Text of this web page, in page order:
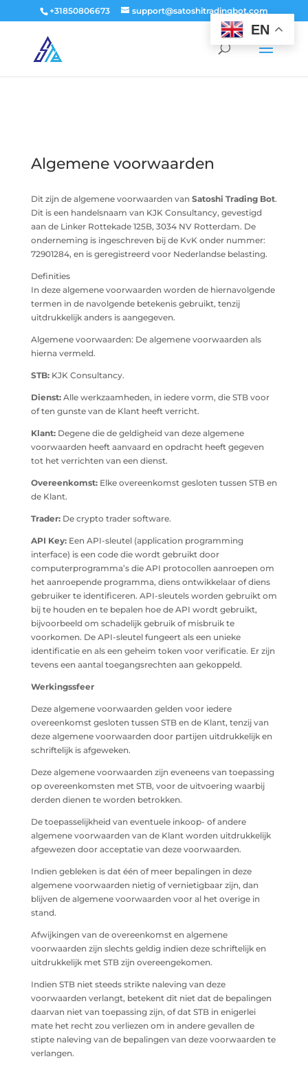
window.dataLayer = window.dataLayer || []; function gtag()
{dataLayer.push(arguments);} gtag('js', new Date()); gtag('config', 'G-
9PTN59T30Q');
+31850806673 support@satoshitradingbot.com
Algemene voorwaarden
Dit zijn de algemene voorwaarden van Satoshi Trading Bot.
Dit is een handelsnaam van KJK Consultancy, gevestigd
aan de Linker Rottekade 125B, 3034 NV Rotterdam. De
onderneming is ingeschreven bij de KvK onder nummer:
72901284, en is geregistreerd voor Nederlandse belasting.
Definities
In deze algemene voorwaarden worden de hiernavolgende
termen in de navolgende betekenis gebruikt, tenzij
uitdrukkelijk anders is aangegeven.
Algemene voorwaarden: De algemene voorwaarden als
hierna vermeld.
STB:KJK Consultancy.
Dienst:Alle werkzaamheden, in iedere vorm, die STB voor
of ten gunste van de Klant heeft verricht.
Klant:Degene die de geldigheid van deze algemene
voorwaarden heeft aanvaard en opdracht heeft gegeven
tot het verrichten van een dienst.
Overeenkomst:Elke overeenkomst gesloten tussen STB en
de Klant.
Trader:De crypto trader software.
API Key:Een API-sleutel (application programming
interface) is een code die wordt gebruikt door
computerprogramma’s die API protocollen aanroepen om
het aanroepende programma, diens ontwikkelaar of diens
gebruiker te identificeren. API-sleutels worden gebruikt om
bij te houden en te bepalen hoe de API wordt gebruikt,
bijvoorbeeld om schadelijk gebruik of misbruik te
voorkomen. De API-sleutel fungeert als een unieke
identificatie en als een geheim token voor verificatie. Er zijn
tevens een aantal toegangsrechten aan gekoppeld.
Werkingssfeer
Deze algemene voorwaarden gelden voor iedere
overeenkomst gesloten tussen STB en de Klant, tenzij van
deze algemene voorwaarden door partijen uitdrukkelijk en
schriftelijk is afgeweken.
Deze algemene voorwaarden zijn eveneens van toepassing
op overeenkomsten met STB, voor de uitvoering waarbij
derden dienen te worden betrokken.
De toepasselijkheid van eventuele inkoop- of andere
algemene voorwaarden van de Klant worden uitdrukkelijk
afgewezen door acceptatie van deze voorwaarden.
Indien gebleken is dat één of meer bepalingen in deze
algemene voorwaarden nietig of vernietigbaar zijn, dan
blijven de algemene voorwaarden voor al het overige in
stand.
Afwijkingen van de overeenkomst en algemene
voorwaarden zijn slechts geldig indien deze schriftelijk en
uitdrukkelijk met STB zijn overeengekomen.
Indien STB niet steeds strikte naleving van deze
voorwaarden verlangt, betekent dit niet dat de bepalingen
daarvan niet van toepassing zijn, of dat STB in enigerlei
mate het recht zou verliezen om in andere gevallen de
stipte naleving van de bepalingen van deze voorwaarden te
verlangen.
EN